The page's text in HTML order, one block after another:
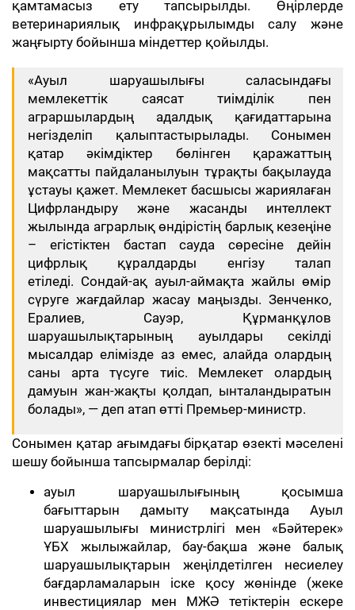
қамтамасыз ету тапсырылды. Өңірлерде
ветеринариялық инфрақұрылымды салу және
жаңғырту бойынша міндеттер қойылды.
«Ауыл шаруашылығы саласындағы
мемлекеттік саясат тиімділік пен
аграршылардың адалдық қағидаттарына
негізделіп қалыптастырылады. Сонымен
қатар әкімдіктер бөлінген қаражаттың
мақсатты пайдаланылуын тұрақты бақылауда
ұстауы қажет. Мемлекет басшысы жариялаған
Цифрландыру және жасанды интеллект
жылында аграрлық өндірістің барлық кезеңіне
– егістіктен бастап сауда сөресіне дейін
цифрлық құралдарды енгізу талап
етіледі. Сондай-ақ ауыл-аймақта жайлы өмір
сүруге жағдайлар жасау маңызды. Зенченко,
Ералиев, Сауэр, Құрманқұлов
шаруашылықтарының ауылдары секілді
мысалдар елімізде аз емес, алайда олардың
саны арта түсуге тиіс. Мемлекет олардың
дамуын жан-жақты қолдап, ынталандыратын
болады», — деп атап өтті Премьер-министр.
Сонымен қатар ағымдағы бірқатар өзекті мәселені
шешу бойынша тапсырмалар берілді:
ауыл шаруашылығының қосымша
бағыттарын дамыту мақсатында Ауыл
шаруашылығы министрлігі мен «Бәйтерек»
ҰБХ жылыжайлар, бау-бақша және балық
шаруашылықтарын жеңілдетілген несиелеу
бағдарламаларын іске қосу жөнінде (жеке
инвестициялар мен МЖӘ тетіктерін ескере